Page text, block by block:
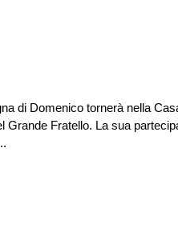
di Domenico tornerà nella
Grande Fratello. La sua